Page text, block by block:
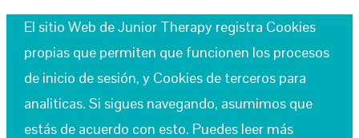
El sitio Web de Junior Therapy registra Cookies
propias que permiten que funcionen los procesos
de inicio de sesión, y Cookies de terceros para
analiticas. Si sigues navegando, asumimos que
estás de acuerdo con esto. Puedes leer más